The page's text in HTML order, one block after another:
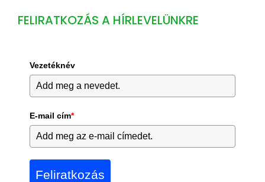
FELIRATKOZÁS A HÍRLEVELÜNKRE
Vezetéknév
E-mail cím*
Feliratkozás